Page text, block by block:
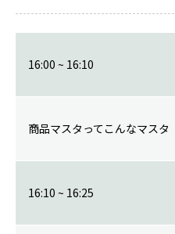
16:00 ~ 16:10
商品マスタってこんなマスタ
16:10 ~ 16:25